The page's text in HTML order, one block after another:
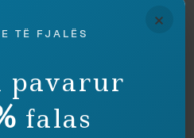
dhe mbështetjeje për
×
TË FJALËS
pavarur
falas